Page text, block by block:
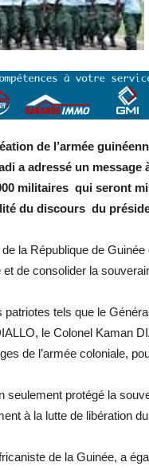
de l’armée
a adressé un message
militaires qui seront
du discours du
la République de Guinée
de consolider la
tels que le
le Colonel Kaman
de l’armée coloniale,
protégé la
à la lutte de libération
de la Guinée, a